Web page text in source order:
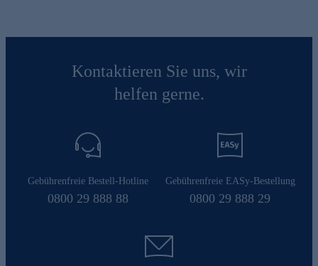
Kontaktieren Sie uns, wir
helfen gerne.
Gebührenfreie Bestell-Hotline
0800 29 888 88
Gebührenfreie EASy-Bestellung
0800 29 888 29